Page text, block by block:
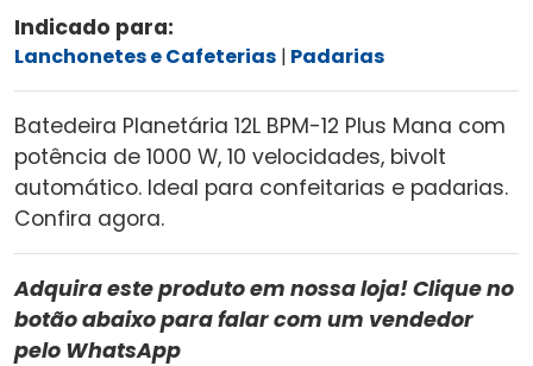
Indicado para:
Lanchonetes e Cafeterias Padarias
Batedeira Planetária 12L BPM-12 Plus Mana com
potência de 1000 W, 10 velocidades, bivolt
automático. Ideal para confeitarias e padarias.
Confira agora.
Adquira este produto em nossa loja! Clique no
botão abaixo para falar com um vendedor
pelo WhatsApp